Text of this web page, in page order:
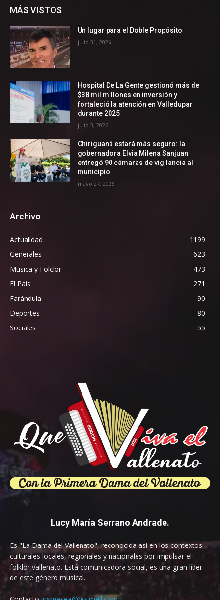
MÁS VISTOS
Un lugar para el Doble Propósito
julio 31, 2026
Hospital De La Gente gestionó más de
$38 mil millones en inversión y
fortaleció la atención en Valledupar
durante 2025
julio 3, 2026
Chiriguaná estará más seguro: la
gobernadora Elvia Milena Sanjuan
entregó 90 cámaras de vigilancia al
municipio
mayo 27, 2026
Archivo
Actualidad
1199
Generales
623
Musica y Folclor
473
El Pais
271
Farándula
90
Deportes
80
Sociales
55
Lucy María Serrano Andrade.
Es "La Dama del Vallenato", reconocida así en los contextos
culturales locales, regionales y nacionales por impulsar el
folklor vallenato. Está comunicadora social, es una gran líder
de este género musical.